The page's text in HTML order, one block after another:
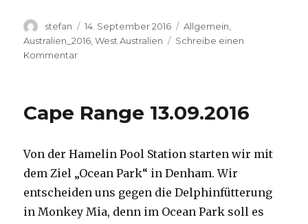
Autor
stefan
Veröffentlicht
am
14. September 2016 Kategorien
Allgemein
Australien_2016 ,West Australien
Schreibe einen
Kommentarzu
Cape Range 13.09.2016
Von der Hamelin Pool Station starten wir mit
dem Ziel „Ocean Park“ in Denham. Wir
entscheiden uns gegen die Delphinfütterung
in Monkey Mia, denn im Ocean Park soll es